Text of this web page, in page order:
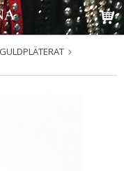
GULDPLÄTERAT